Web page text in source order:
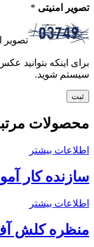
تصویر امنیتی *
تصویر
برای اینکه بتوانید
سیستم شوید.
محصولات
اطلاعات بیشتر
سازنده کار
اطلاعات بیشتر
منظره کلش